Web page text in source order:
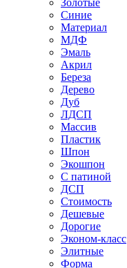
Золотые
Синие
Материал
МДФ
Эмаль
Акрил
Береза
Дерево
Дуб
ЛДСП
Массив
Пластик
Шпон
Экошпон
С патиной
ДСП
Стоимость
Дешевые
Дорогие
Эконом-класс
Элитные
Форма